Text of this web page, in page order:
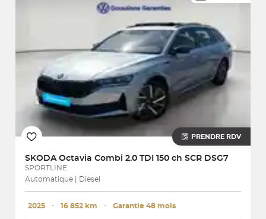
PRENDRE RDV
SKODA Octavia Combi 2.0 TDI 150 ch SCR DSG7
SPORTLINE
Automatique | Diesel
2025 ･ 16 852 km ･ Garantie 48 mois